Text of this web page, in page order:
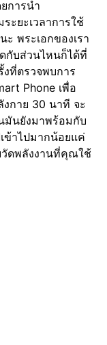
การนำ
ะยะเวลาการใช้
พระเอกของเรา
กับส่วนไหนก็ได้ที่
ที่ตรวจพบการ
Phone เพื่อ
งกาย 30 นาที จะ
มันยังมาพร้อมกับ
ข้าไปมากน้อยแค่
ดพลังงานที่คุณใช้